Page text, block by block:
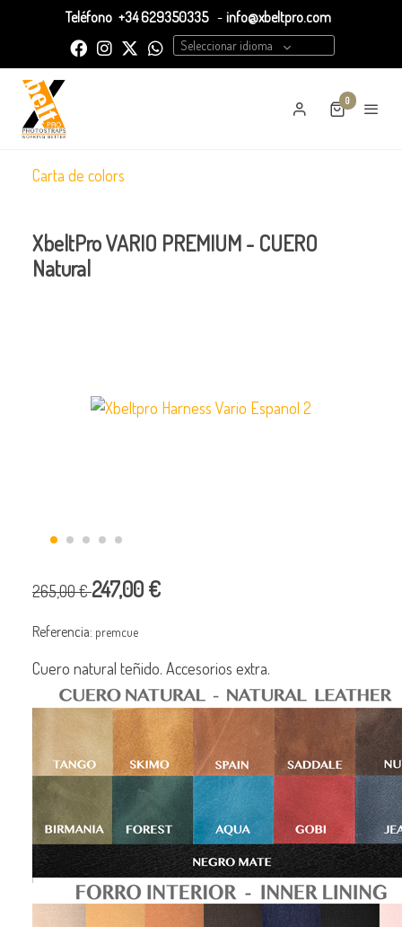
Teléfono +34 629350335 - info@xbeltpro.com
Seleccionar idioma
0
Carta de colors
XbeltPro VARIO PREMIUM - CUERO
Natural
265,00 €247,00 €
Referencia: premcue
Cuero natural teñido. Accesorios extra.